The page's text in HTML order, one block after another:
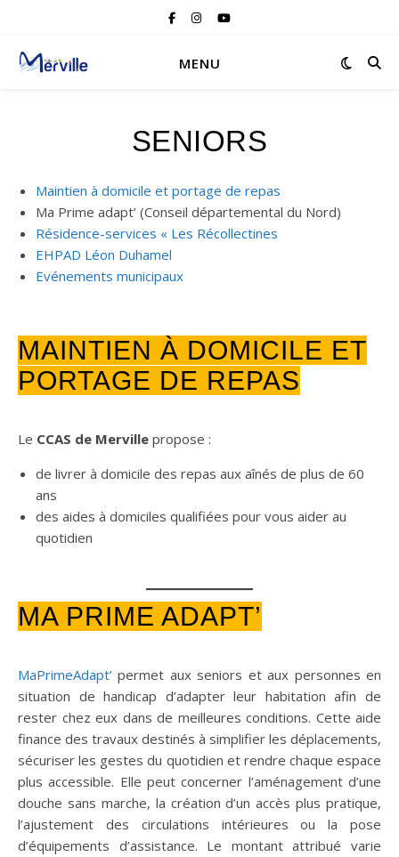
MENU
SENIORS
Maintien à domicile et portage de repas
Ma Prime adapt’ (Conseil départemental du Nord)
Résidence-services « Les Récollectines
EHPAD Léon Duhamel
Evénements municipaux
MAINTIEN À DOMICILE ET
PORTAGE DE REPAS
Le CCAS de Merville propose :
de livrer à domicile des repas aux aînés de plus de 60
ans
des aides à domiciles qualifiées pour vous aider au
quotidien
MA PRIME ADAPT’
MaPrimeAdapt’ permet aux seniors et aux personnes en
situation de handicap d’adapter leur habitation afin de
rester chez eux dans de meilleures conditions. Cette aide
finance des travaux destinés à simplifier les déplacements,
sécuriser les gestes du quotidien et rendre chaque espace
plus accessible. Elle peut concerner l’aménagement d’une
douche sans marche, la création d’un accès plus pratique,
l’ajustement des circulations intérieures ou la pose
d’équipements d’assistance. Le montant attribué varie